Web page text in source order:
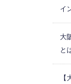
イ
大
と